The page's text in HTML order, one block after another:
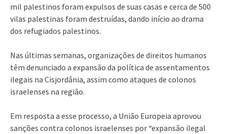
mil palestinos foram expulsos de suas casas e cerca de 500
vilas palestinas foram destruídas, dando início ao drama
dos refugiados palestinos.
Nas últimas semanas, organizações de direitos humanos
têm denunciado a expansão da política de assentamentos
ilegais na Cisjordânia, assim como ataques de colonos
israelenses na região.
Em resposta a esse processo, a União Europeia aprovou
sanções contra colonos israelenses por “expansão ilegal